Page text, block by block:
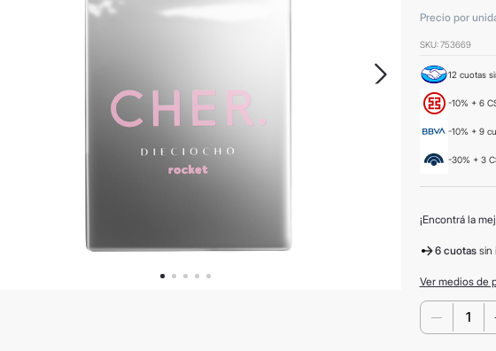
Precio por
SKU:753669
12 cuotas
-10% + 6
-10% + 9
-30% + 3
¡Encontrá la
6 cuotas sin
Ver medios de
－